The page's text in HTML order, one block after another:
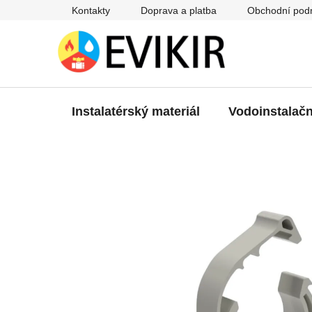
Kontakty Doprava a platba Obchodní
Instalatérský materiál